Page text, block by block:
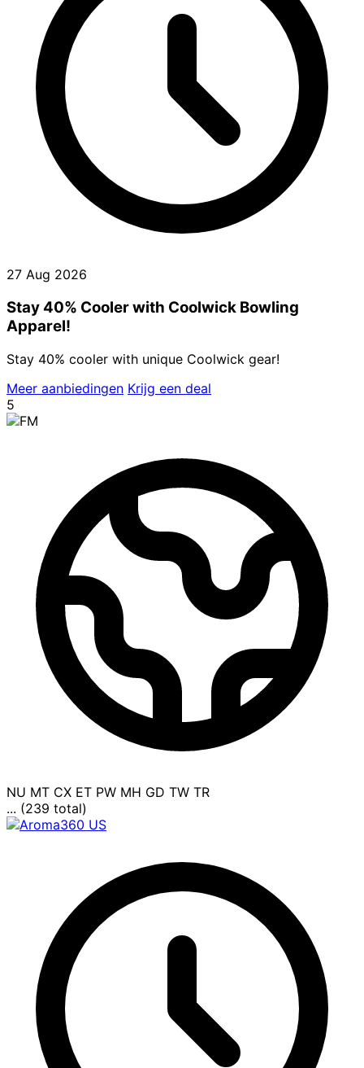
27 Aug 2026
Stay 40% Cooler with Coolwick Bowling
Apparel!
Stay 40% cooler with unique Coolwick gear!
Meer aanbiedingen Krijg een deal
5
NU MT CX ET PW MH GD TW TR
... (239 total)